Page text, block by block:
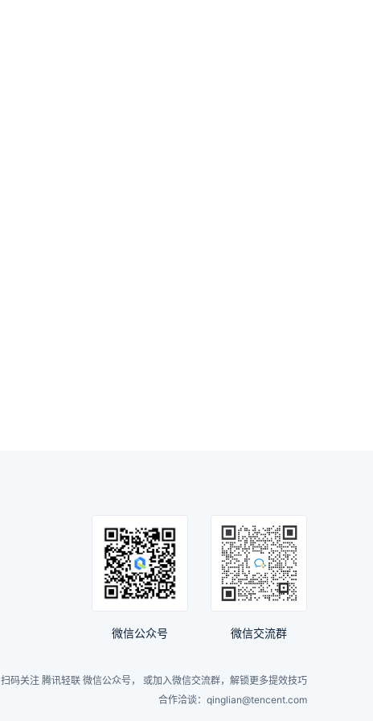
微信公众号 微信交流群
扫码关注 腾讯轻联 微信公众号， 或加入微信交流群，解锁更多提效技巧
合作洽谈：qinglian@tencent.com